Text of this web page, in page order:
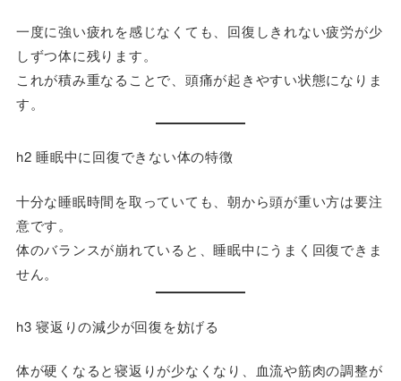
一度に強い疲れを感じなくても、回復しきれない疲労が少
しずつ体に残ります。
これが積み重なることで、頭痛が起きやすい状態になりま
す。
h2 睡眠中に回復できない体の特徴
十分な睡眠時間を取っていても、朝から頭が重い方は要注
意です。
体のバランスが崩れていると、睡眠中にうまく回復できま
せん。
h3 寝返りの減少が回復を妨げる
体が硬くなると寝返りが少なくなり、血流や筋肉の調整が